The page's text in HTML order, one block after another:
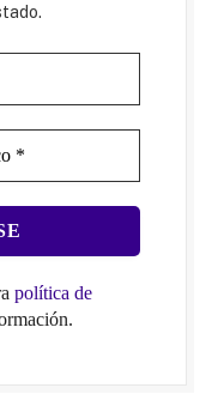
política de